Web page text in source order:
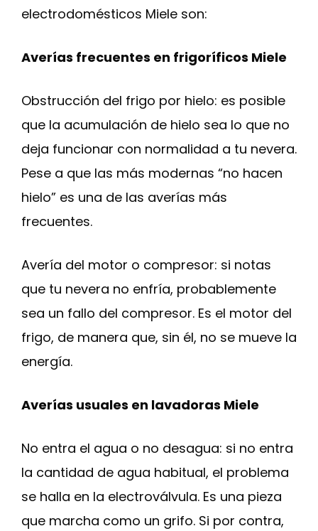
electrodomésticos Miele son:
Averías frecuentes en frigoríficos Miele
Obstrucción del frigo por hielo: es posible
que la acumulación de hielo sea lo que no
deja funcionar con normalidad a tu nevera.
Pese a que las más modernas “no hacen
hielo” es una de las averías más
frecuentes.
Avería del motor o compresor: si notas
que tu nevera no enfría, probablemente
sea un fallo del compresor. Es el motor del
frigo, de manera que, sin él, no se mueve la
energía.
Averías usuales en lavadoras Miele
No entra el agua o no desagua: si no entra
la cantidad de agua habitual, el problema
se halla en la electroválvula. Es una pieza
que marcha como un grifo. Si por contra,